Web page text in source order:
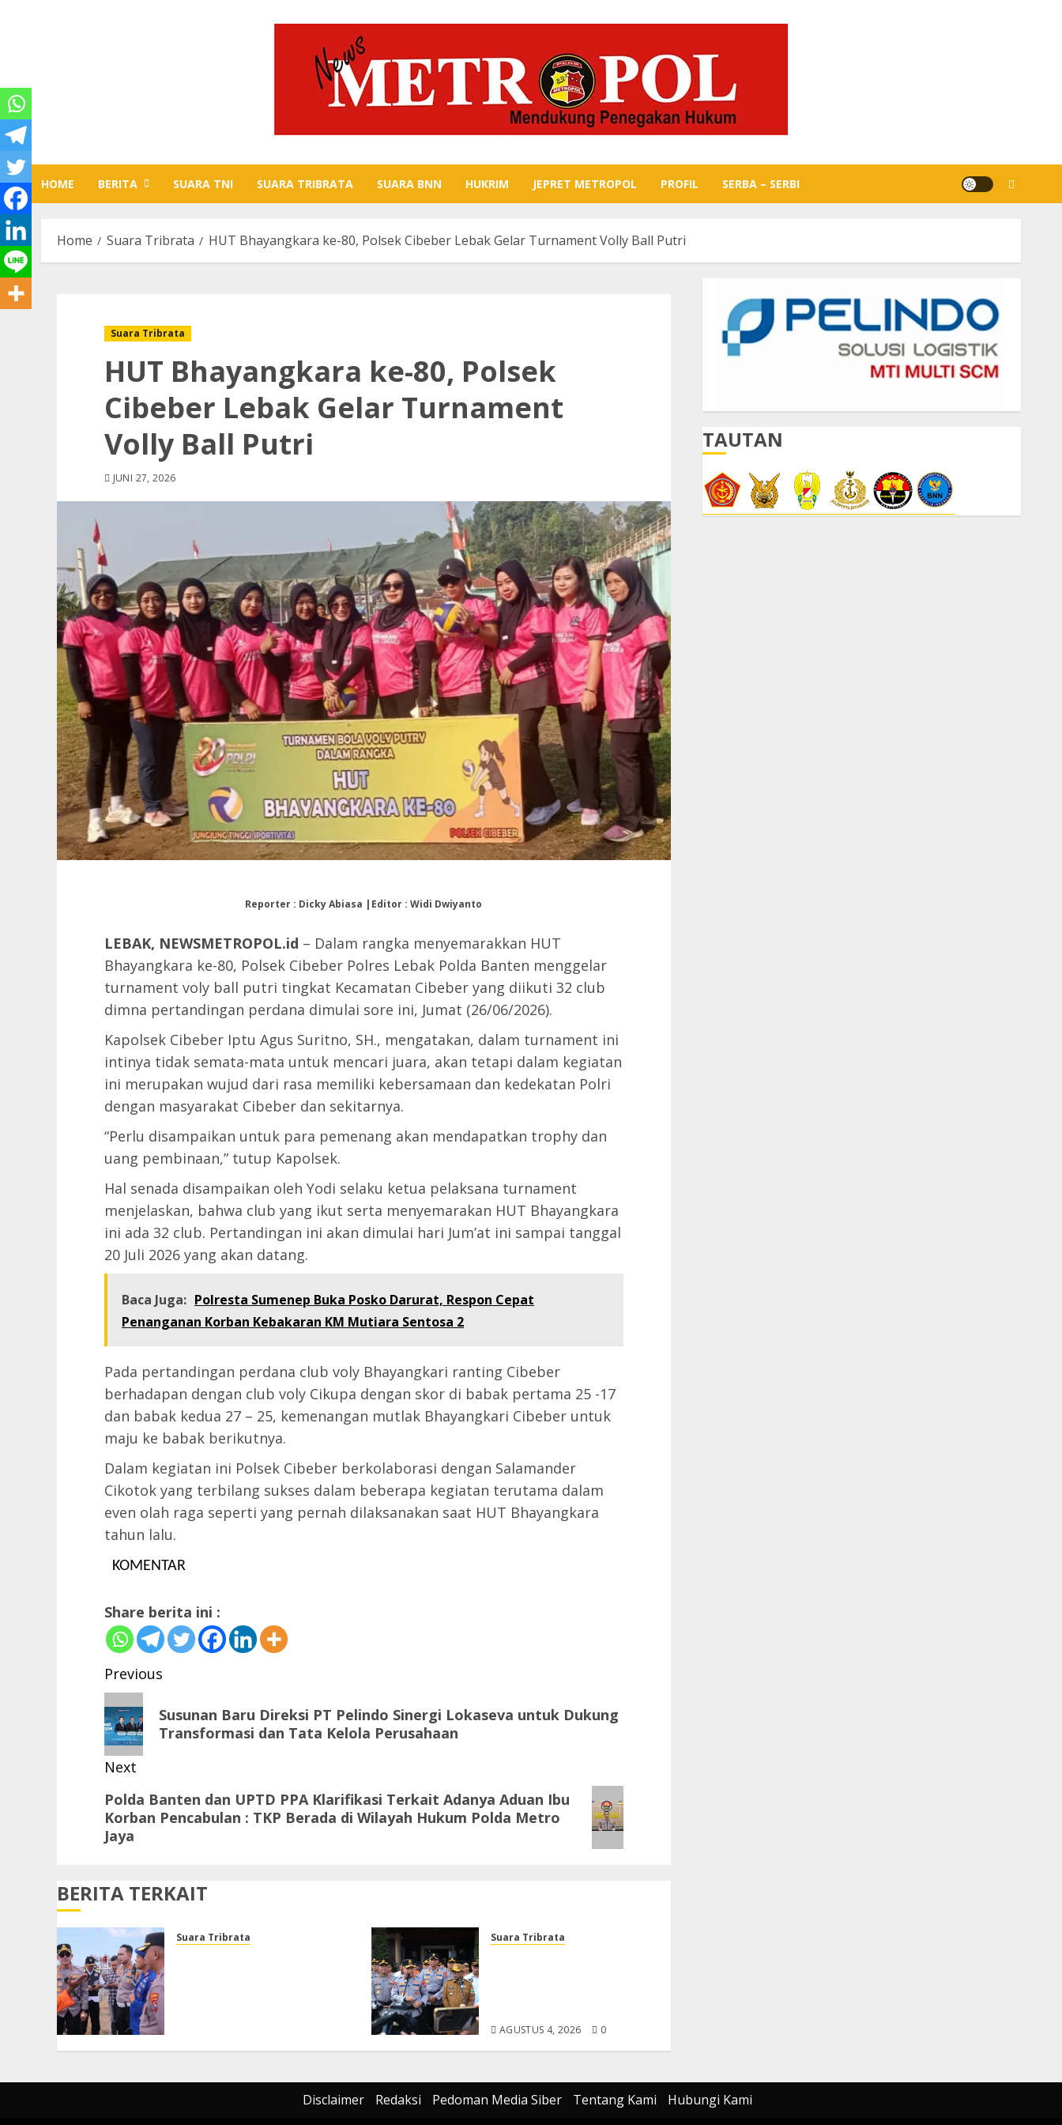
HOME BERITA SUARA TNI SUARA TRIBRATA SUARA BNN HUKRIM JEPRET METROPOL PROFIL SERBA – SERBI
Home Suara Tribrata HUT Bhayangkara ke-80, Polsek Cibeber Lebak Gelar Turnament Volly Ball Putri
Suara Tribrata
HUT Bhayangkara ke-80, Polsek
Cibeber Lebak Gelar Turnament
Volly Ball Putri
JUNI 27, 2026
Reporter : Dicky Abiasa |Editor : Widi Dwiyanto
LEBAK, NEWSMETROPOL.id – Dalam rangka menyemarakkan HUT
Bhayangkara ke-80, Polsek Cibeber Polres Lebak Polda Banten menggelar
turnament voly ball putri tingkat Kecamatan Cibeber yang diikuti 32 club
dimna pertandingan perdana dimulai sore ini, Jumat (26/06/2026).
Kapolsek Cibeber Iptu Agus Suritno, SH., mengatakan, dalam turnament ini
intinya tidak semata-mata untuk mencari juara, akan tetapi dalam kegiatan
ini merupakan wujud dari rasa memiliki kebersamaan dan kedekatan Polri
dengan masyarakat Cibeber dan sekitarnya.
“Perlu disampaikan untuk para pemenang akan mendapatkan trophy dan
uang pembinaan,” tutup Kapolsek.
Hal senada disampaikan oleh Yodi selaku ketua pelaksana turnament
menjelaskan, bahwa club yang ikut serta menyemarakan HUT Bhayangkara
ini ada 32 club. Pertandingan ini akan dimulai hari Jum’at ini sampai tanggal
20 Juli 2026 yang akan datang.
Baca Juga: Polresta Sumenep Buka Posko Darurat, Respon Cepat
Penanganan Korban Kebakaran KM Mutiara Sentosa 2
Pada pertandingan perdana club voly Bhayangkari ranting Cibeber
berhadapan dengan club voly Cikupa dengan skor di babak pertama 25 -17
dan babak kedua 27 – 25, kemenangan mutlak Bhayangkari Cibeber untuk
maju ke babak berikutnya.
Dalam kegiatan ini Polsek Cibeber berkolaborasi dengan Salamander
Cikotok yang terbilang sukses dalam beberapa kegiatan terutama dalam
even olah raga seperti yang pernah dilaksanakan saat HUT Bhayangkara
tahun lalu.
KOMENTAR
Share berita ini :
Post
navigation
Previous
Previous
post:
Susunan Baru Direksi PT Pelindo Sinergi Lokaseva untuk Dukung
Transformasi dan Tata Kelola Perusahaan
Next
Next
post:
Polda Banten dan UPTD PPA Klarifikasi Terkait Adanya Aduan Ibu
Korban Pencabulan : TKP Berada di Wilayah Hukum Polda Metro
Jaya
BERITA TERKAIT
Suara Tribrata Suara Tribrata
AGUSTUS 4, 2026 0
TAUTAN
Disclaimer Redaksi Pedoman Media Siber Tentang Kami Hubungi Kami